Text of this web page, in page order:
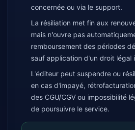
concernée ou via le support.
La résiliation met fin aux
mais n'ouvre pas
remboursement des périodes
sauf application d'un droit légal
L'éditeur peut suspendre ou
en cas d'impayé,
des CGU/CGV ou impossibilité
de poursuivre le service.